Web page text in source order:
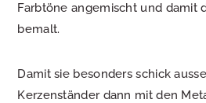
Farbtöne angemischt und damit
bemalt.
Damit sie besonders schick
Kerzenständer dann mit den